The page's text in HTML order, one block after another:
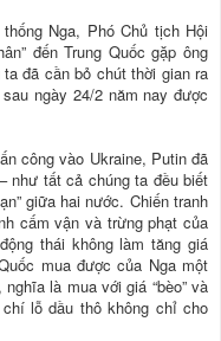
Nga, Phó Chủ tịch Hội
đến Trung Quốc gặp ông
đã cần bỏ chút thời gian ra
ngày 24/2 năm nay được
công vào Ukraine, Putin đã
như tất cả chúng ta đều biết
giữa hai nước. Chiến tranh
cấm vận và trừng phạt của
thái không làm tăng giá
mua được của Nga một
là mua với giá “bèo” và
chí lỗ dầu thô không chỉ cho